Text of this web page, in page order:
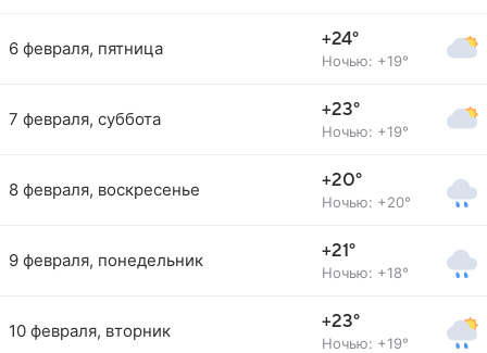
6 февраля, пятница +24°
Ночью: +19°
7 февраля, суббота +23°
Ночью: +19°
8 февраля, воскресенье +20°
Ночью: +20°
9 февраля, понедельник +21°
Ночью: +18°
10 февраля, вторник +23°
Ночью: +19°